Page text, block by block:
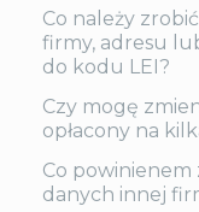
Co należy
firmy, adresu
do kodu LEI?
Czy mogę
opłacony na
Co powinienem
danych innej